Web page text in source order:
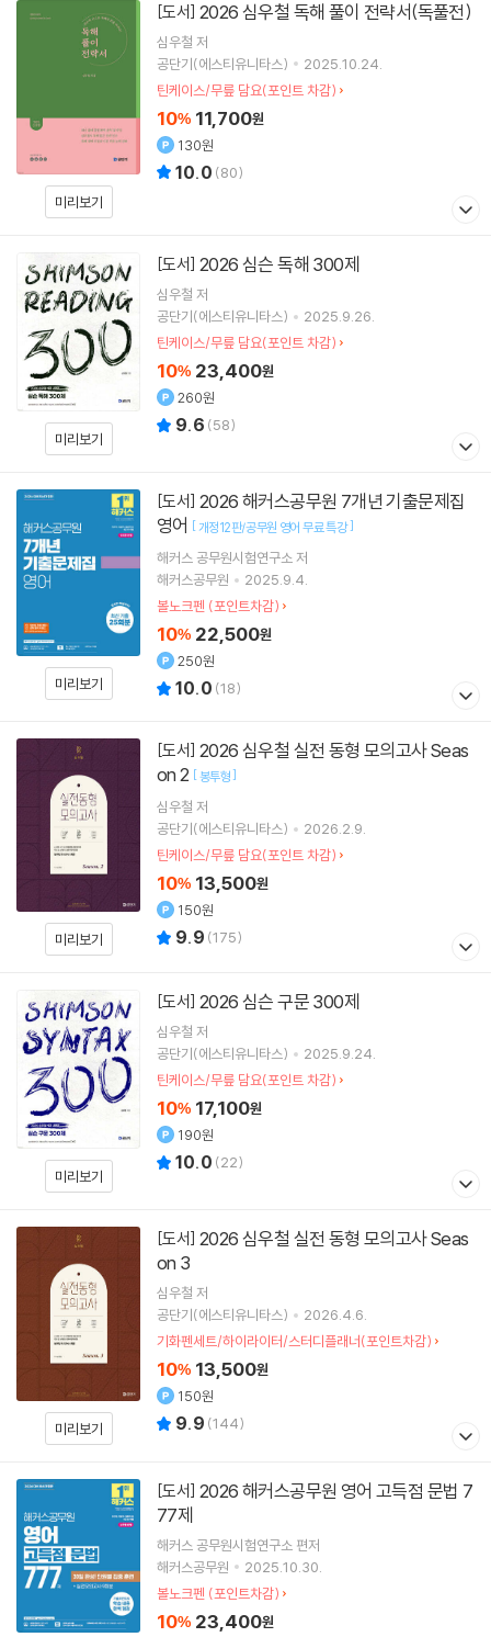
미리보기
[도서] 2026 심우철 독해 풀이 전략서(독풀전)
심우철 저
공단기(에스티유니타스)
2025.10.24.
틴케이스/무릎 담요(포인트 차감)
10% 11,700원
130원
10.0 (80)
미리보기
[도서] 2026 심슨 독해 300제
심우철 저
공단기(에스티유니타스)
2025.9.26.
틴케이스/무릎 담요(포인트 차감)
10% 23,400원
260원
9.6 (58)
미리보기
[도서]
영어 [개정12판/공무원 영어 무료 특강]
해커스 공무원시험연구소 저
해커스공무원
2025.9.4.
볼노크펜 (포인트차감)
10% 22,500원
250원
10.0 (18)
미리보기
[도서]
on 2 [봉투형]
심우철 저
공단기(에스티유니타스)
2026.2.9.
틴케이스/무릎 담요(포인트 차감)
10% 13,500원
150원
9.9 (175)
미리보기
[도서] 2026 심슨 구문 300제
심우철 저
공단기(에스티유니타스)
2025.9.24.
틴케이스/무릎 담요(포인트 차감)
10% 17,100원
190원
10.0 (22)
미리보기
[도서]
on 3
심우철 저
공단기(에스티유니타스)
2026.4.6.
기화펜세트/하이라이터/스터디플래너(포인트차감)
10% 13,500원
150원
9.9 (144)
[도서]
77제
해커스 공무원시험연구소 편저
해커스공무원
2025.10.30.
볼노크펜 (포인트차감)
10% 23,400원